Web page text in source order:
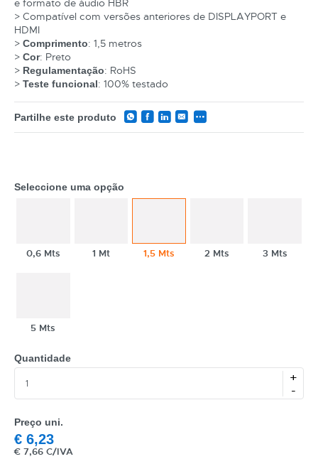
e formato de áudio HBR
> Compatível com versões anteriores de DISPLAYPORT e
HDMI
> Comprimento: 1,5 metros
> Cor: Preto
> Regulamentação: RoHS
> Teste funcional: 100% testado
Partilhe este produto
Seleccione uma opção
0,6 Mts 1 Mt 1,5 Mts 2 Mts 3 Mts
5 Mts
Quantidade
+
-
Preço uni.
€ 6,23
€ 7,66 C/IVA
CATEGORIA